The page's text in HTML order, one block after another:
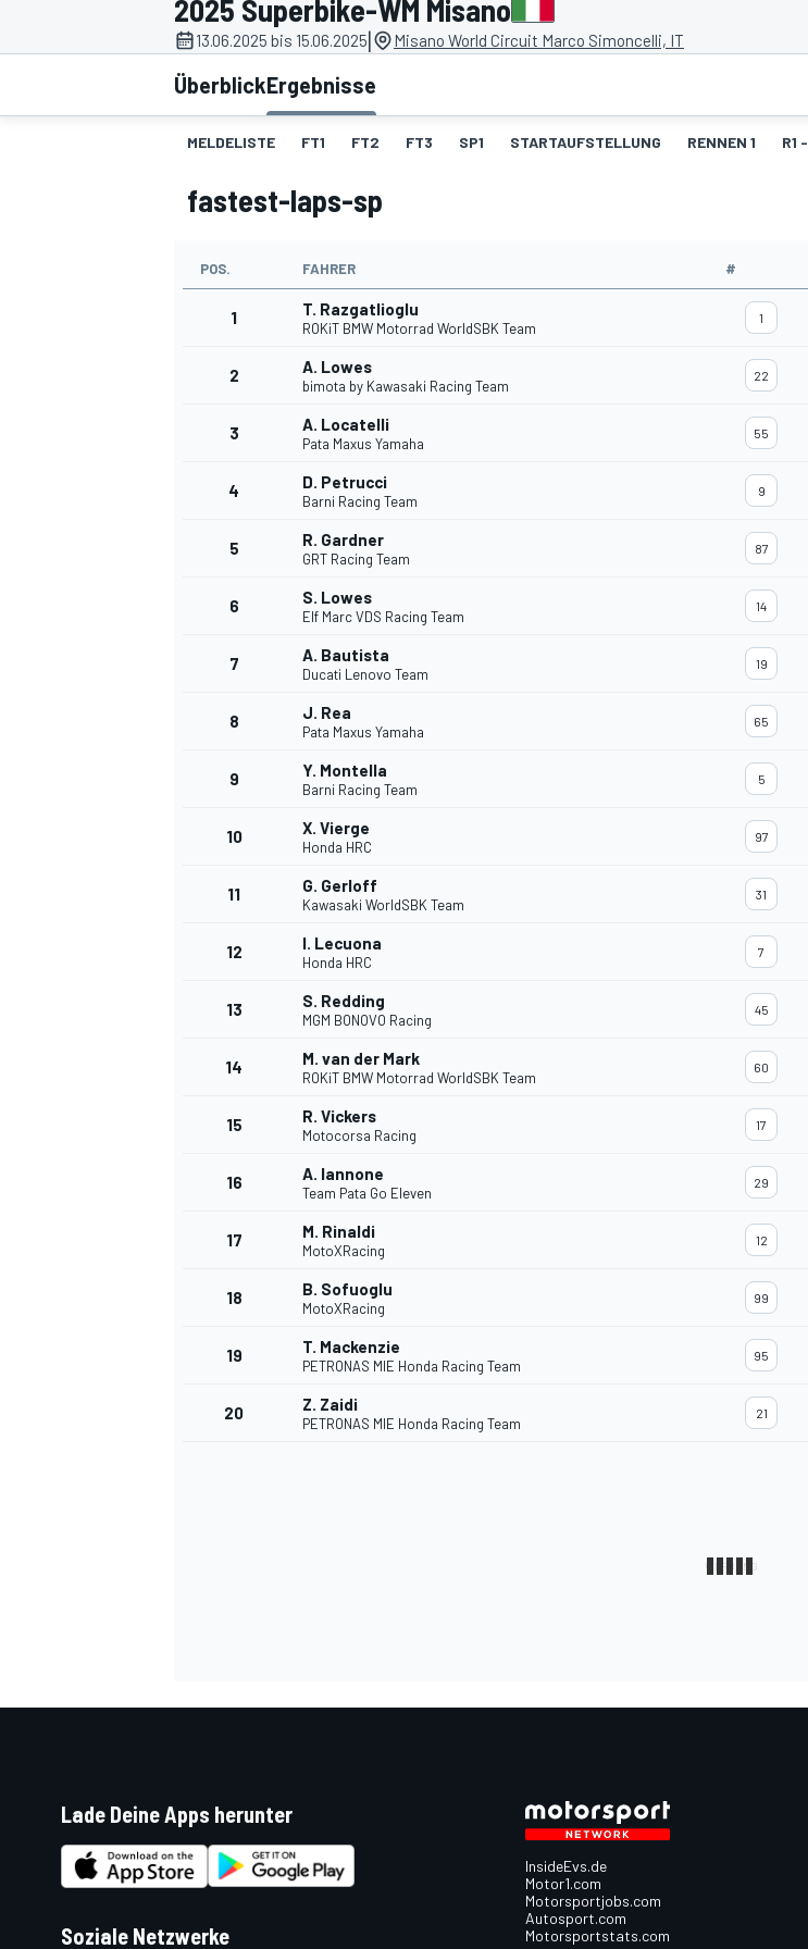
MOTOGP
2025 Superbike-WM Misano
13.06.2025 bis 15.06.2025| Misano World Circuit Marco Simoncelli, IT
ÜberblickErgebnisse
MELDELISTE FT1 FT2 FT3 SP1 STARTAUFSTELLUNG RENNEN 1 R1
fastest-laps-sp
POS. FAHRER #
1 T. Razgatlioglu
ROKiT BMW Motorrad WorldSBK Team
1
2 A. Lowes
bimota by Kawasaki Racing Team
22
3 A. Locatelli
Pata Maxus Yamaha
55
4 D. Petrucci
Barni Racing Team
9
5 R. Gardner
GRT Racing Team
87
6 S. Lowes
Elf Marc VDS Racing Team
14
7 A. Bautista
Ducati Lenovo Team
19
8 J. Rea
Pata Maxus Yamaha
65
9 Y. Montella
Barni Racing Team
5
10 X. Vierge
Honda HRC
97
11 G. Gerloff
Kawasaki WorldSBK Team
31
12 I. Lecuona
Honda HRC
7
13 S. Redding
MGM BONOVO Racing
45
14 M. van der Mark
ROKiT BMW Motorrad WorldSBK Team
60
15 R. Vickers
Motocorsa Racing
17
16 A. Iannone
Team Pata Go Eleven
29
17 M. Rinaldi
MotoXRacing
12
18 B. Sofuoglu
MotoXRacing
99
19 T. Mackenzie
PETRONAS MIE Honda Racing Team
95
20 Z. Zaidi
PETRONAS MIE Honda Racing Team
21
Lade Deine Apps herunter
Soziale Netzwerke
InsideEvs.de
Motor1.com
Motorsportjobs.com
Autosport.com
Motorsportstats.com